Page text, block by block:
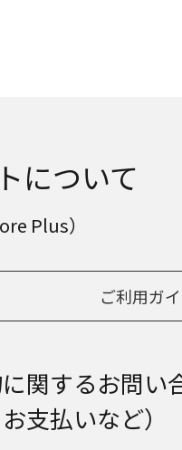
について
Plus）
ご利用ガ
関するお問い
支払いなど）